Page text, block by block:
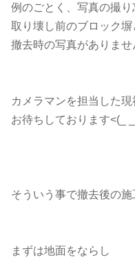
例のごとく、写真の撮り
取り壊し前のブロック塀
撤去時の写真がありませ
カメラマンを担当した
お待ちしております<(_
そういう事で撤去後の施
まずは地面をならし